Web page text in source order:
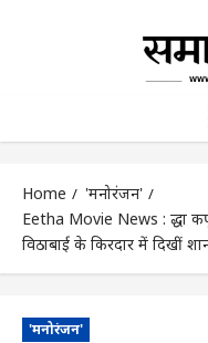
Home
'मनोरंजन'
Eetha Movie News : श्रद्धा
विठाबाई के किरदार में दिखीं
'मनोरंजन'